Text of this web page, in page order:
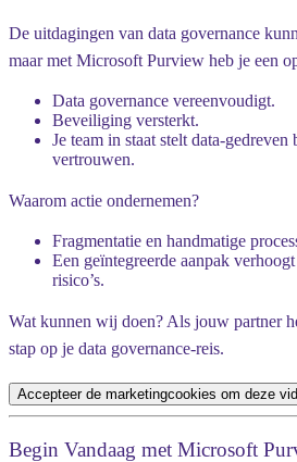
De uitdagingen van data governance
maar met Microsoft Purview heb je een
Data governance vereenvoudigt.
Beveiliging versterkt.
Je team in staat stelt data-gedreven
vertrouwen.
Waarom actie ondernemen?
Fragmentatie en handmatige
Een geïntegreerde aanpak
risico’s.
Wat kunnen wij doen? Als jouw partner
stap op je data governance-reis.
Accepteer de marketingcookies om deze
Begin Vandaag met Microsoft